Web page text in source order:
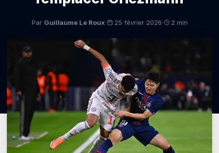
Par Guillaume Le Roux· 25 février 2026· 2 min